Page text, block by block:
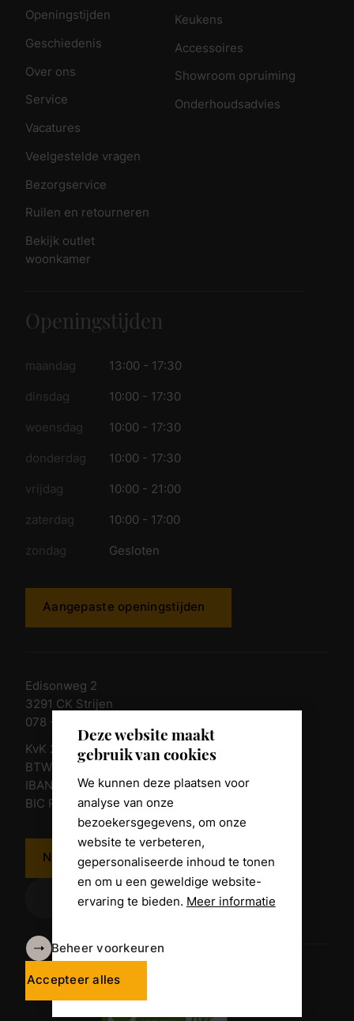
Deze website maakt
gebruik van cookies
We kunnen deze plaatsen voor
analyse van onze
bezoekersgegevens, om onze
website te verbeteren,
gepersonaliseerde inhoud te tonen
en om u een geweldige website-
ervaring te bieden. Meer informatie
Beheer voorkeuren
Accepteer alles
Openingstijden
Geschiedenis
Over ons
Service
Vacatures
Veelgestelde vragen
Bezorgservice
Ruilen en retourneren
Bekijk outlet
woonkamer
Keukens
Accessoires
Showroom opruiming
Onderhoudsadvies
Openingstijden
maandag 13:00 - 17:30
dinsdag 10:00 - 17:30
woensdag 10:00 - 17:30
donderdag 10:00 - 17:30
vrijdag 10:00 - 21:00
zaterdag 10:00 - 17:00
zondag Gesloten
Aangepaste openingstijden
Edisonweg 2
3291 CK Strijen
078 - 674 84 85
KvK 23011135
BTW nr. NL 805098938.B.01
IBAN NL10 RABO 0361 8039 58
BIC RABONL2U
Neem contact op
Algemene voorwaarden